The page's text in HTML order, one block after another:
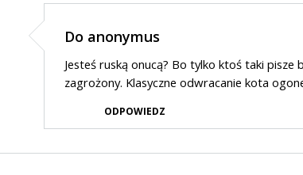
Do anonymus
Jesteś ruską onucą? Bo tylko ktoś taki
zagrożony. Klasyczne odwracanie kota
ODPOWIEDZ